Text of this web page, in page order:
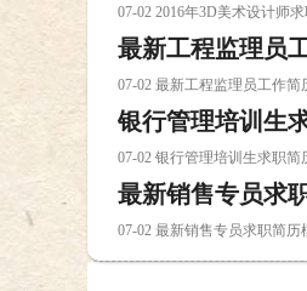
07-02 2016年3D美术设计师
最新工程监理员
07-02 最新工程监理员工作
银行管理培训生
07-02 银行管理培训生求职
最新销售专员求
07-02 最新销售专员求职简